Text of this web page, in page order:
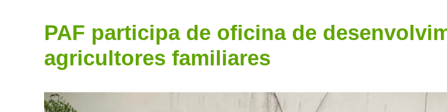
PAF participa de oficina de
agricultores familiares